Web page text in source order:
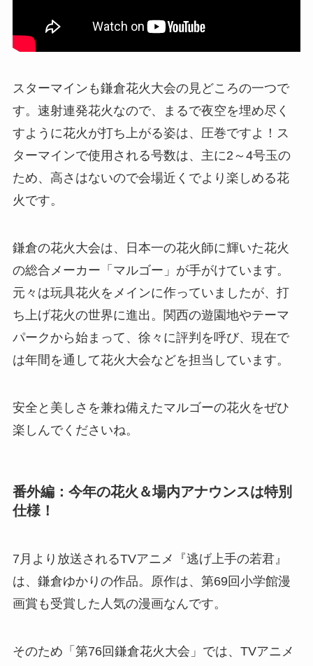
スターマインも鎌倉花火大会の見どころの一つで
す。速射連発花火なので、まるで夜空を埋め尽く
すように花火が打ち上がる姿は、圧巻ですよ！ス
ターマインで使用される号数は、主に2～4号玉の
ため、高さはないので会場近くでより楽しめる花
火です。
鎌倉の花火大会は、日本一の花火師に輝いた花火
の総合メーカー「マルゴー」が手がけています。
元々は玩具花火をメインに作っていましたが、打
ち上げ花火の世界に進出。関西の遊園地やテーマ
パークから始まって、徐々に評判を呼び、現在で
は年間を通して花火大会などを担当しています。
安全と美しさを兼ね備えたマルゴーの花火をぜひ
楽しんでくださいね。
番外編：今年の花火＆場内アナウンスは特別
仕様！
7月より放送されるTVアニメ『逃げ上手の若君』
は、鎌倉ゆかりの作品。原作は、第69回小学館漫
画賞も受賞した人気の漫画なんです。
そのため「第76回鎌倉花火大会」では、TVアニメ